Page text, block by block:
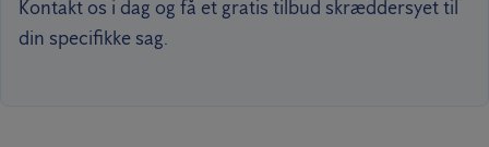
Kontakt os i dag og få et gratis tilbud skræddersyet til
din specifikke sag.